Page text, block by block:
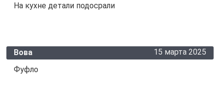
На кухне детали подосрали
Вова
15 марта 2025
Фуфло